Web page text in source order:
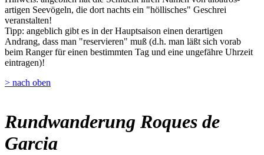
artigen Seevögeln, die dort nachts ein "höllisches" Geschrei
veranstalten!
Tipp: angeblich gibt es in der Hauptsaison einen derartigen
Andrang, dass man "reservieren" muß (d.h. man läßt sich vorab
beim Ranger für einen bestimmten Tag und eine ungefähre Uhrzeit
eintragen)!
> nach oben
Rundwanderung Roques de
Garcia